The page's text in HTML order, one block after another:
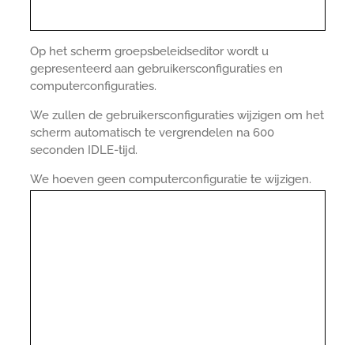
Op het scherm groepsbeleidseditor wordt u
gepresenteerd aan gebruikersconfiguraties en
computerconfiguraties.
We zullen de gebruikersconfiguraties wijzigen om het
scherm automatisch te vergrendelen na 600
seconden IDLE-tijd.
We hoeven geen computerconfiguratie te wijzigen.